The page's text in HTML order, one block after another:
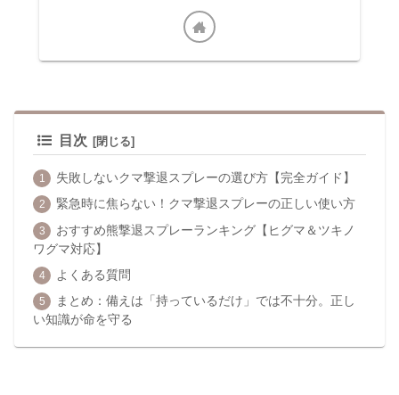
目次
失敗しないクマ撃退スプレーの選び方【完全ガイド】
緊急時に焦らない！クマ撃退スプレーの正しい使い方
おすすめ熊撃退スプレーランキング【ヒグマ＆ツキノ
ワグマ対応】
よくある質問
まとめ：備えは「持っているだけ」では不十分。正し
い知識が命を守る